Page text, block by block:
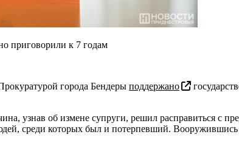
приговорили к 7 годам
города Бендеры поддержано
узнав об измене супруги, решил расправиться с
среди которых был и потерпевший.